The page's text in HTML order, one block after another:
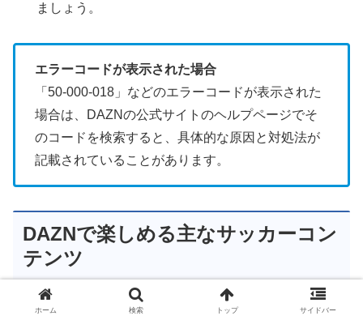
ましょう。
エラーコードが表示された場合
「50-000-018」などのエラーコードが表示された
場合は、DAZNの公式サイトのヘルプページでそ
のコードを検索すると、具体的な原因と対処法が
記載されていることがあります。
DAZNで楽しめる主なサッカーコン
テンツ
ホーム 検索 トップ サイドバー